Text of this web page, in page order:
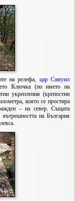
на релефа, цар Самуил
Ключка (по името на
укрепления (крепостни
която се простира
– на север. Същата
на България